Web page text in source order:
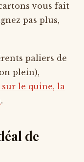
vous fait
pas plus,
paliers de
plein),
le quine, la
.
de